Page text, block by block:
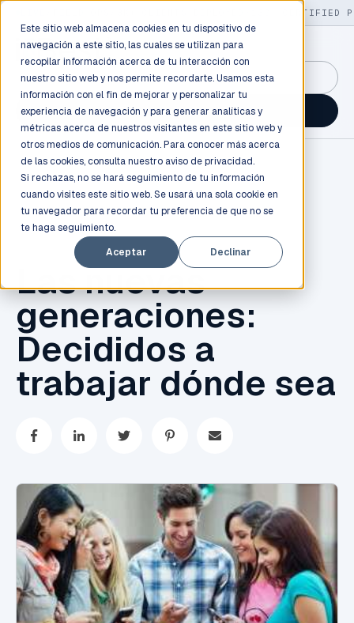
Este sitio web almacena cookies en tu dispositivo de
navegación a este sitio, las cuales se utilizan para
recopilar información acerca de tu interacción con
nuestro sitio web y nos permite recordarte. Usamos esta
información con el fin de mejorar y personalizar tu
experiencia de navegación y para generar analíticas y
métricas acerca de nuestros visitantes en este sitio web y
otros medios de comunicación. Para conocer más acerca
de las cookies, consulta nuestro aviso de privacidad.
Si rechazas, no se hará seguimiento de tu información
cuando visites este sitio web. Se usará una sola cookie en
tu navegador para recordar tu preferencia de que no se
te haga seguimiento.
Aceptar
Declinar
130+ CERTIFIED
GuidancePlex →
Talk to an engineer →
TECNOLOGÍA
Las nuevas
generaciones:
Decididos a
trabajar dónde sea